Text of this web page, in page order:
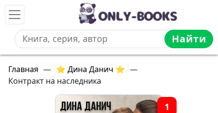
Найти
Главная — ⭐ Дина Данич ⭐ —
Контракт на наследника
1